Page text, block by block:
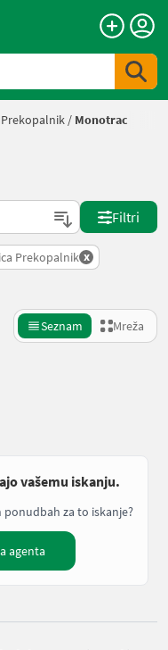
/ Monotrac
Filtri
Prekopalnik x
Seznam Mreža
vašemu iskanju.
za to iskanje?
agenta